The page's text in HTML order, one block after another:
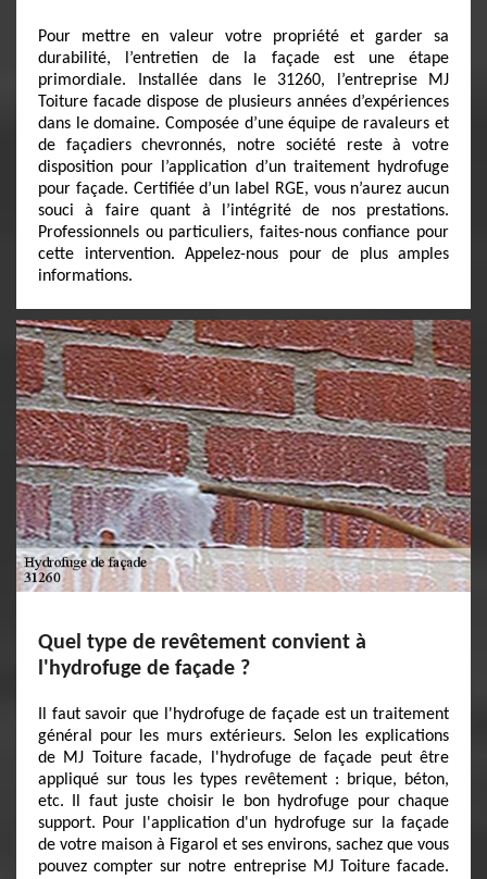
Pour mettre en valeur votre propriété et garder sa
durabilité, l’entretien de la façade est une étape
primordiale. Installée dans le 31260, l’entreprise MJ
Toiture facade dispose de plusieurs années d’expériences
dans le domaine. Composée d’une équipe de ravaleurs et
de façadiers chevronnés, notre société reste à votre
disposition pour l’application d’un traitement hydrofuge
pour façade. Certifiée d’un label RGE, vous n’aurez aucun
souci à faire quant à l’intégrité de nos prestations.
Professionnels ou particuliers, faites-nous confiance pour
cette intervention. Appelez-nous pour de plus amples
informations.
Quel type de revêtement convient à
l'hydrofuge de façade ?
Il faut savoir que l'hydrofuge de façade est un traitement
général pour les murs extérieurs. Selon les explications
de MJ Toiture facade, l'hydrofuge de façade peut être
appliqué sur tous les types revêtement : brique, béton,
etc. Il faut juste choisir le bon hydrofuge pour chaque
support. Pour l'application d'un hydrofuge sur la façade
de votre maison à Figarol et ses environs, sachez que vous
pouvez compter sur notre entreprise MJ Toiture facade.